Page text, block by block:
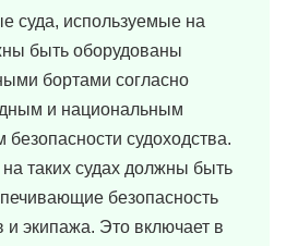
суда, используемые на
быть оборудованы
бортами согласно
и национальным
безопасности судоходства.
таких судах должны быть
безопасность
и экипажа. Это включает в